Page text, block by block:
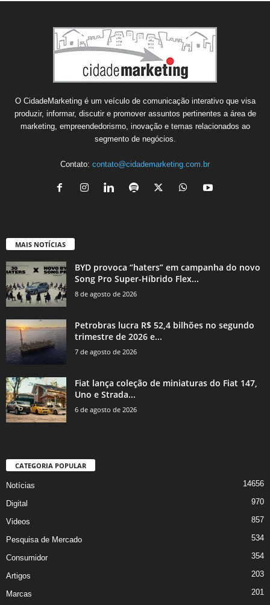
O CidadeMarketing é um veículo de comunicação interativo que visa
produzir, informar, discutir e promover assuntos pertinentes a área de
marketing, empreendedorismo, inovação e temas relacionados ao
segmento de negócios.
Contato: contato@cidademarketing.com.br
MAIS NOTÍCIAS
BYD provoca “haters” em campanha do novo
Song Pro Super-Híbrido Flex...
8 de agosto de 2026
Petrobras lucra R$ 52,4 bilhões no segundo
trimestre de 2026 e...
7 de agosto de 2026
Fiat lança coleção de miniaturas do Fiat 147,
Uno e Strada...
6 de agosto de 2026
CATEGORIA POPULAR
Notícias 14656
Digital 970
Videos 857
Pesquisa de Mercado 534
Consumidor 354
Artigos 203
Marcas 201